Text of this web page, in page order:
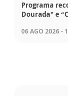
Programa
Dourada” e
06 AGO 2026 -